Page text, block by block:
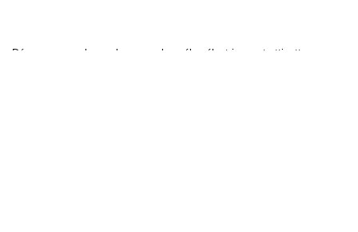
Découvrez nos bons plans pour les vélos électriques trottinettes